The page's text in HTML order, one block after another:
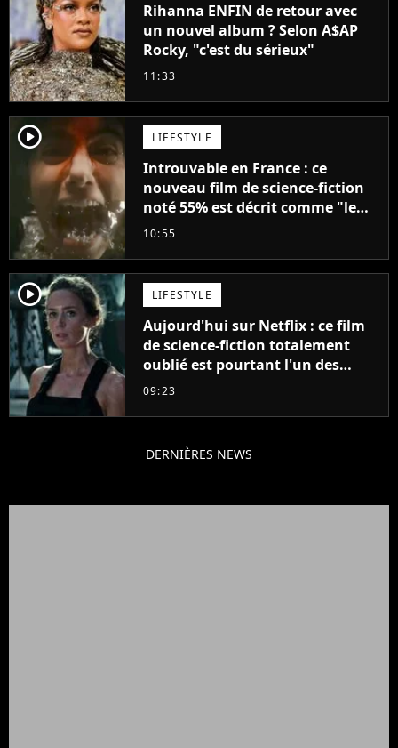
Rihanna ENFIN de retour avec
un nouvel album ? Selon A$AP
Rocky, "c'est du sérieux"
11:33
player2 LIFESTYLE
Introuvable en France : ce
nouveau film de science-fiction
noté 55% est décrit comme "le
plus stupide de l'année"
10:55
player2 LIFESTYLE
Aujourd'hui sur Netflix : ce film
de science-fiction totalement
oublié est pourtant l'un des
meilleurs des années 2010
09:23
DERNIÈRES NEWS